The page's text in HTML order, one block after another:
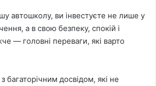
автошколу, ви інвестуєте не лише у
а в свою безпеку, спокій і
— головні переваги, які варто
багаторічним досвідом, які не